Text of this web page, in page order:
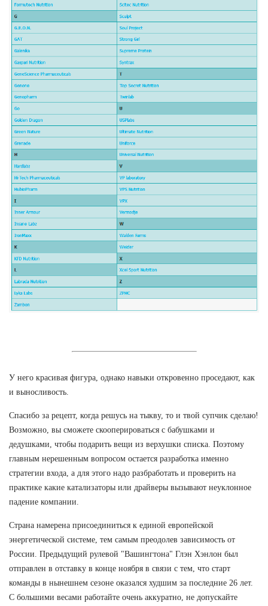
У него красивая фигура, однако навыки откровенно проседают, как
и выносливость.
Спасибо за рецепт, когда решусь на тыкву, то и твой супчик сделаю!
Возможно, вы сможете скооперироваться с бабушками и
дедушками, чтобы подарить вещи из верхушки списка. Поэтому
главным нерешенным вопросом остается разработка именно
стратегии входа, а для этого надо разбработать и проверить на
практике какие катализаторы или драйверы вызывают неуклонное
падение компании.
Страна намерена присоединиться к единой европейской
энергетической системе, тем самым преодолев зависимость от
России. Предыдущий рулевой "Вашингтона" Глэн Хэнлон был
отправлен в отставку в конце ноября в связи с тем, что старт
команды в нынешнем сезоне оказался худшим за последние 26 лет.
С большими весами работайте очень аккуратно, не допускайте